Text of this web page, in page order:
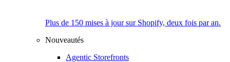
Plus de 150 mises à jour sur Shopify, deux fois par an.
Nouveautés
Agentic Storefronts